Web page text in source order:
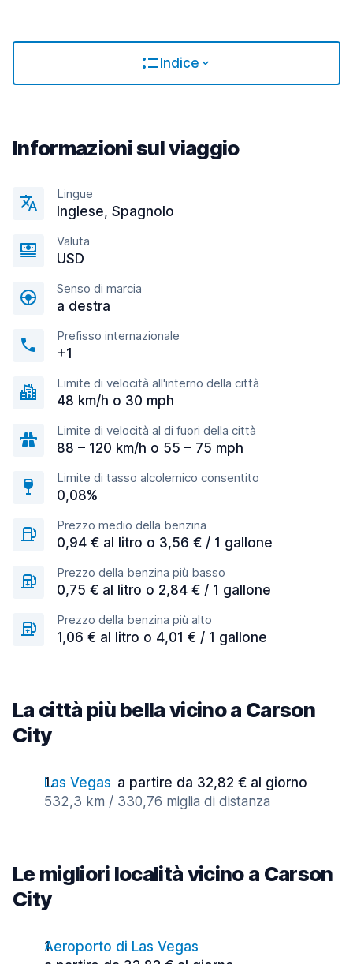
Indice
Informazioni sul viaggio
Lingue
Inglese, Spagnolo
Valuta
USD
Senso di marcia
a destra
Prefisso internazionale
+1
Limite di velocità all'interno della città
48 km/h o 30 mph
Limite di velocità al di fuori della città
88 – 120 km/h o 55 – 75 mph
Limite di tasso alcolemico consentito
0,08%
Prezzo medio della benzina
0,94 € al litro o 3,56 € / 1 gallone
Prezzo della benzina più basso
0,75 € al litro o 2,84 € / 1 gallone
Prezzo della benzina più alto
1,06 € al litro o 4,01 € / 1 gallone
La città più bella vicino a Carson
City
Las Vegas a partire da 32,82 € al giorno
532,3 km / 330,76 miglia di distanza
Le migliori località vicino a Carson
City
Aeroporto di Las Vegas